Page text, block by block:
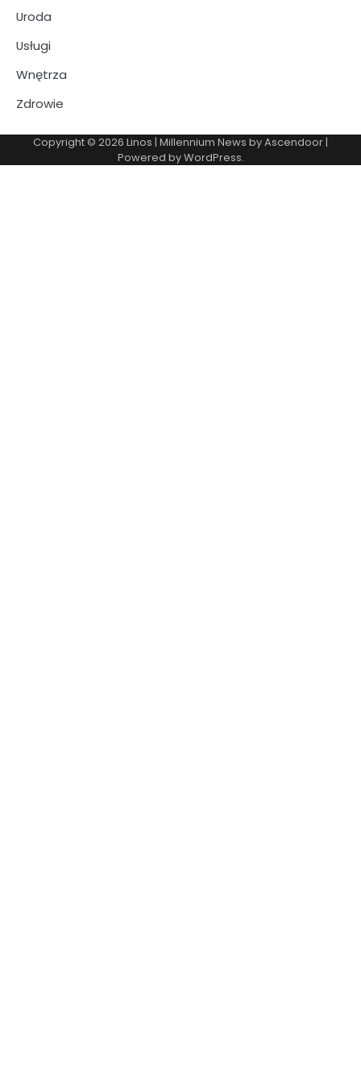
Uroda
Usługi
Wnętrza
Zdrowie
Copyright © 2026 Linos | Millennium News byAscendoor|
Powered byWordPress.